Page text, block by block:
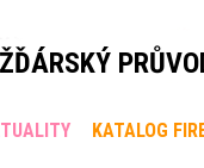
ŽĎÁRSKÝ
KATALOG